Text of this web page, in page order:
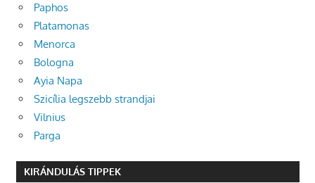
Paphos
Platamonas
Menorca
Bologna
Ayia Napa
Szicília legszebb strandjai
Vilnius
Parga
KIRÁNDULÁS TIPPEK